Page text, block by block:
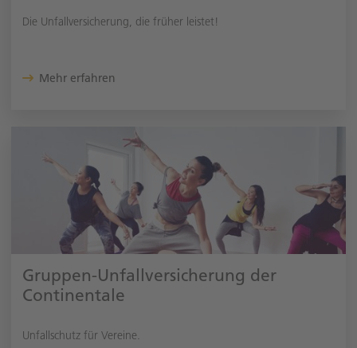
Die Unfallversicherung, die früher leistet!
Mehr erfahren
Gruppen-Unfallversicherung der
Continentale
Unfallschutz für Vereine.